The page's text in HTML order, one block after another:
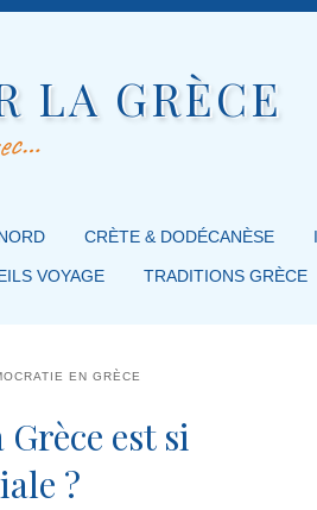
LA GRÈCE
CRÈTE & DODÉCANÈSE
VOYAGE TRADITIONS GRÈCE
EN GRÈCE
est si
?